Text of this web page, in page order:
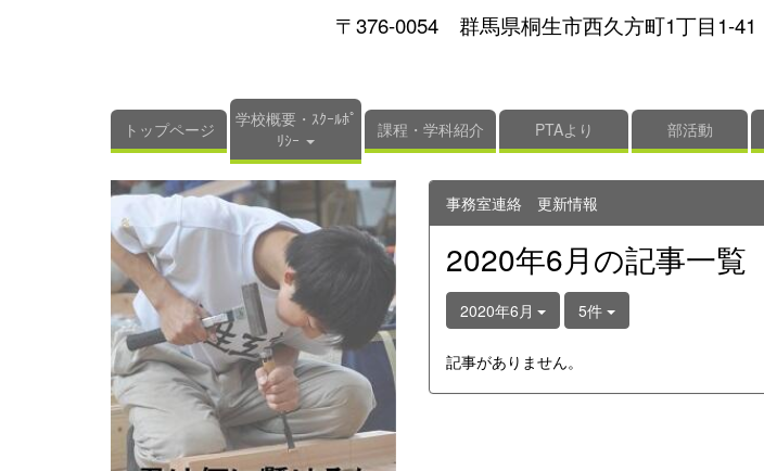
〒376-0054 群馬県桐生市西久方町1丁目1-41
トップページ
学校概要・ｽｸｰﾙﾎﾟ
ﾘｼｰ
課程・学科紹介 PTAより 部活動
事務室連絡 更新情報
2020年6月の記事一覧
2020年6月 5件
記事がありません。